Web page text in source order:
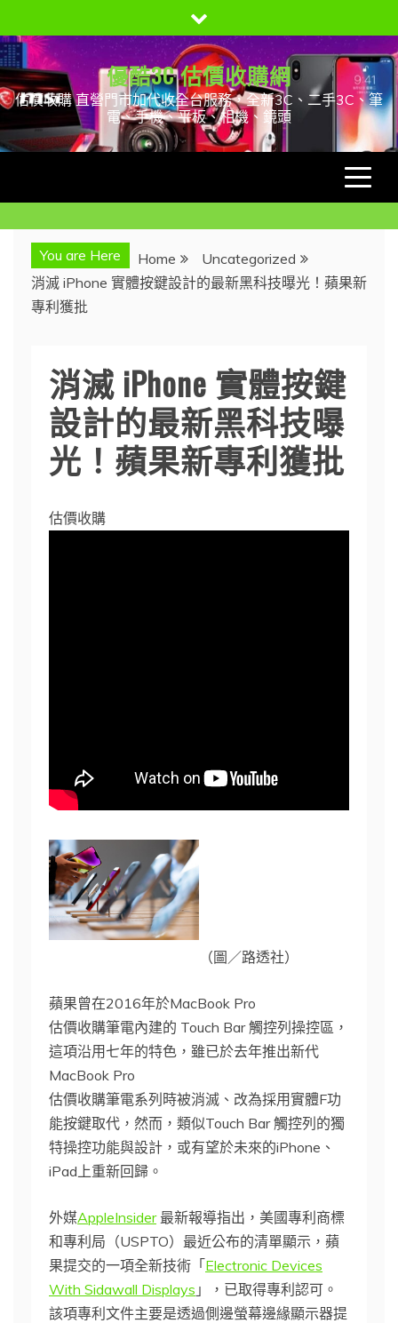
to
content
優酷3C 估價收購網
估價收購 直營門市加代收全台服務，全新3C、二手3C、筆
電、手機、平板、相機、鏡頭
You are Here Home
Uncategorized
消滅 iPhone 實體按鍵設計的最新黑科技曝光！蘋果新
專利獲批
消滅 iPhone 實體按鍵
設計的最新黑科技曝
光！蘋果新專利獲批
估價收購
（圖／路透社）
蘋果曾在2016年於MacBook Pro
估價收購筆電內建的 Touch Bar 觸控列操控區，
這項沿用七年的特色，雖已於去年推出新代
MacBook Pro
估價收購筆電系列時被消滅、改為採用實體F功
能按鍵取代，然而，類似Touch Bar 觸控列的獨
特操控功能與設計，或有望於未來的iPhone、
iPad上重新回歸。
外媒AppleInsider最新報導指出，美國專利商標
和專利局（USPTO）最近公布的清單顯示，蘋
果提交的一項全新技術「Electronic Devices
With Sidawall Displays 」，已取得專利認可。
該項專利文件主要是透過側邊螢幕邊緣顯示器提